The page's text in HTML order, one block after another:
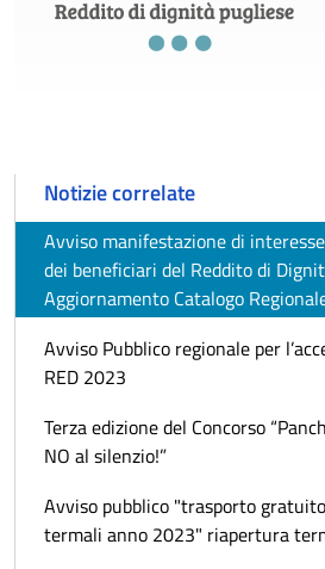
Notizie correlate
Avviso manifestazione di
dei beneficiari del Reddito di
Aggiornamento Catalogo
Avviso Pubblico regionale per
RED 2023
Terza edizione del Concorso
NO al silenzio!”
Avviso pubblico "trasporto
termali anno 2023" riapertura